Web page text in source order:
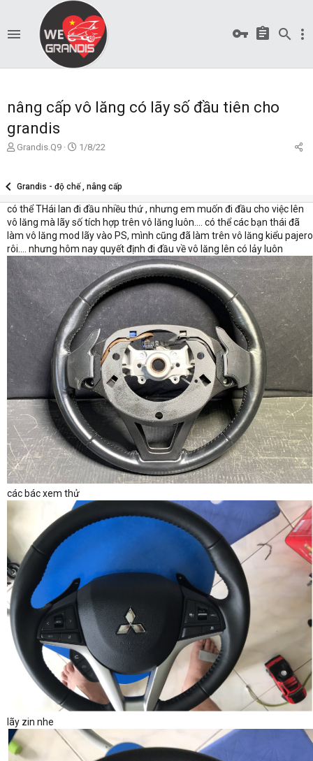
nâng cấp vô lăng có lãy số đầu tiên cho
grandis
T
b
i
Grandis.Q9
S
r
d
a
t
e
1/8/22
Grandis - độ chế , nâng cấp
có thể THái lan đi đầu nhiều thứ , nhưng em muốn đi đầu cho việc lên
vô lăng mà lãy số tích hợp trên vô lăng luôn.... có thể các bạn thái đã
làm vô lăng mod lãy vào PS, mình cũng đã làm trên vô lăng kiểu pajero
rôi.... nhưng hôm nay quyết định đi đầu về vô lăng lên có lảy luôn
các bác xem thử
lãy zin nhe